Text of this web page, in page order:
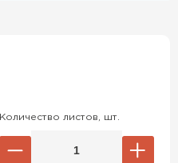
Количество листов, шт.